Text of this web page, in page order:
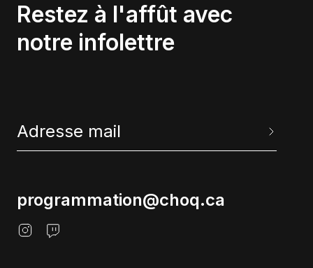
Restez à l'affût avec
notre infolettre
programmation@choq.ca